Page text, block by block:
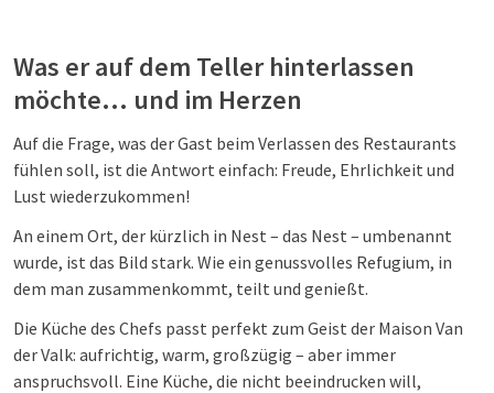
Was er auf dem Teller hinterlassen
möchte… und im Herzen
Auf die Frage, was der Gast beim Verlassen des Restaurants
fühlen soll, ist die Antwort einfach: Freude, Ehrlichkeit und
Lust wiederzukommen!
An einem Ort, der kürzlich in Nest – das Nest – umbenannt
wurde, ist das Bild stark. Wie ein genussvolles Refugium, in
dem man zusammenkommt, teilt und genießt.
Die Küche des Chefs passt perfekt zum Geist der Maison Van
der Valk: aufrichtig, warm, großzügig – aber immer
anspruchsvoll. Eine Küche, die nicht beeindrucken will,